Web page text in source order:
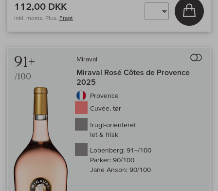
112,00 DKK
inkl. moms, Plus. Fragt
Læg i
91+
/100
Miraval
Miraval Rosé Côtes de Provence
2025
Provence
Cuvée, tør
frugt-orienteret
let & frisk
Lobenberg: 91+/100
Parker: 90/100
Jane Anson: 90/100